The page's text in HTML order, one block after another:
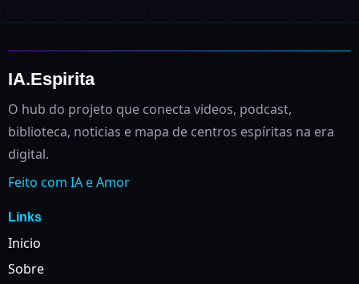
IA.Espirita
O hub do projeto que conecta videos, podcast,
biblioteca, noticias e mapa de centros espíritas na era
digital.
Feito com IA e Amor
Links
Inicio
Sobre